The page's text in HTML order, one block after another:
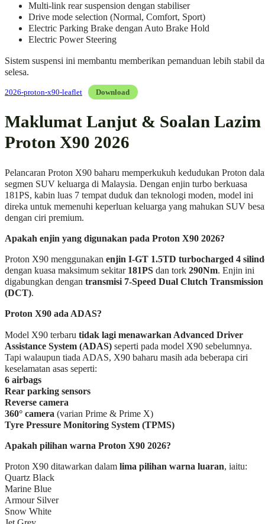
Multi-link rear suspension dengan stabiliser
Drive mode selection (Normal, Comfort, Sport)
Electric Parking Brake dengan Auto Brake Hold
Electric Power Steering
Sistem suspensi ini membantu memberikan pemanduan lebih stabil
selesa.
2026-proton-x90-leaflet Download
Maklumat Lanjut & Soalan Lazim
Proton X90 2026
Pelancaran Proton X90 baharu memperkukuh kedudukan Proton
segmen SUV keluarga di Malaysia. Dengan enjin turbo berkuasa
181PS, kabin luas 7 tempat duduk dan teknologi moden, model ini
direka untuk memenuhi keperluan keluarga yang mahukan SUV
dengan ciri premium.
Apakah enjin yang digunakan pada Proton X90 2026?
Proton X90 menggunakan enjin I-GT 1.5TD turbocharged 4
dengan kuasa maksimum sekitar 181PS dan tork 290Nm. Enjin ini
digabungkan dengan transmisi 7-Speed Dual Clutch Transmission
(DCT).
Proton X90 ada ADAS?
Model X90 terbaru tidak lagi menawarkan Advanced Driver
Assistance System (ADAS) seperti pada model X90 sebelumnya.
Tapi walaupun tiada ADAS, X90 baharu masih ada beberapa ciri
keselamatan asas seperti:
6 airbags
Rear parking sensors
Reverse camera
360° camera (varian Prime & Prime X)
Tyre Pressure Monitoring System (TPMS)
Apakah pilihan warna Proton X90 2026?
Proton X90 ditawarkan dalam lima pilihan warna luaran, iaitu:
Quartz Black
Marine Blue
Armour Silver
Snow White